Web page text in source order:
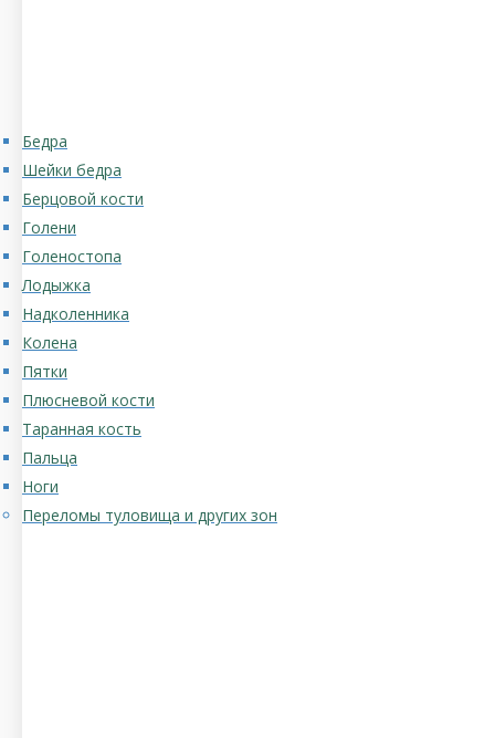
Бедра
Шейки бедра
Берцовой кости
Голени
Голеностопа
Лодыжка
Надколенника
Колена
Пятки
Плюсневой кости
Таранная кость
Пальца
Ноги
Переломы туловища и других зон